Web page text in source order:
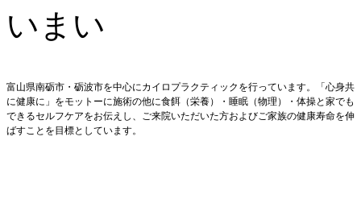
いまい
富山県南砺市・砺波市を中心にカイロプラクティックを行っています。「心身共
に健康に」をモットーに施術の他に食餌（栄養）・睡眠（物理）・体操と家でも
できるセルフケアをお伝えし、ご来院いただいた方およびご家族の健康寿命を伸
ばすことを目標としています。